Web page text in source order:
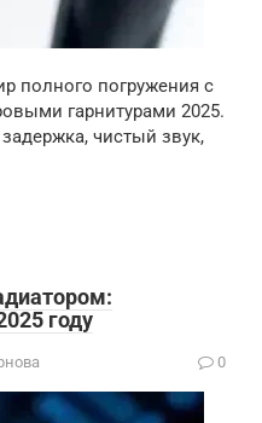
полного погружения с
гарнитурами 2025.
чистый звук,
году
0